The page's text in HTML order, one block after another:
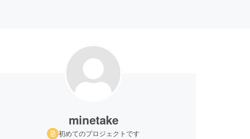
minetake
初めてのプロジェクトです